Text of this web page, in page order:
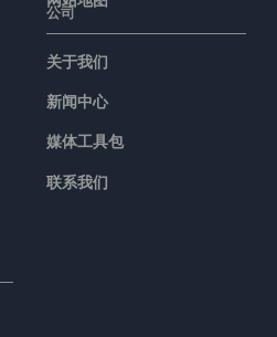
公司
关于我们
新闻中心
媒体工具包
联系我们